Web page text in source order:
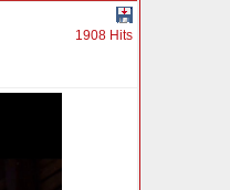
1908 Hits